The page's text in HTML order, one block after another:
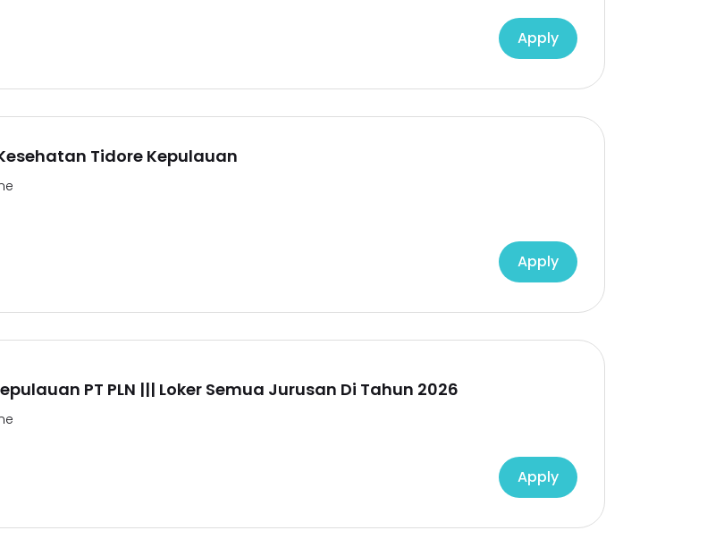
Apply
Tidore Kepulauan
Apply
PT PLN ||| Loker Semua Jurusan Di Tahun 2026
Apply